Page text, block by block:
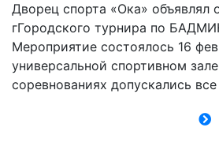
Дворец спорта «Ока» объявлял
гГородского турнира по
Мероприятие состоялось 16
универсальной спортивном
соревнованиях допускались